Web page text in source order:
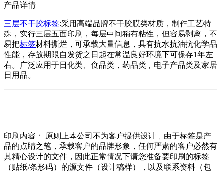
产品详情
三层不干胶标签:采用高端品牌不干胶膜类材质，制作工艺特
殊，实行三层五面印刷，每层中间稍有粘性，但容易剥离，不
易把标签材料撕烂，可承载大量信息，具有抗水抗油抗化学品
性能，存放期限自发货之日起在常温良好环境下可保存1年左
右。广泛应用于日化类、食品类，药品类，电子产品类及家居
日用品。
印刷内容： 原则上本公司不为客户提供设计，由于标签是产
品的点睛之笔，承载客户的品牌形象，任何严肃的客户必然有
其精心设计的文件，因此正常情况下请您准备要印刷的标签
（贴纸/条形码）的源文件（设计稿样），以及联系资料（包